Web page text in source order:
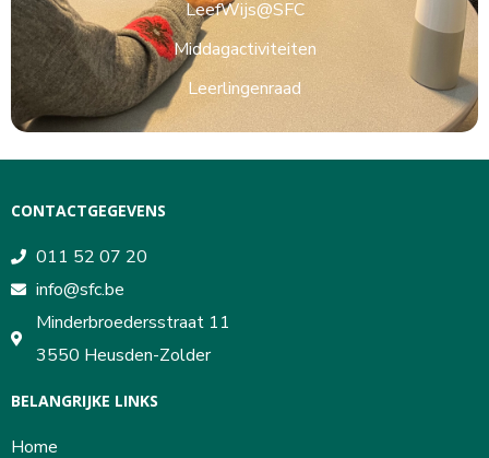
LeefWijs@SFC
Middagactiviteiten
Leerlingenraad
CONTACTGEGEVENS
011 52 07 20
info@sfc.be
Minderbroedersstraat 11
3550 Heusden-Zolder
BELANGRIJKE LINKS
Home